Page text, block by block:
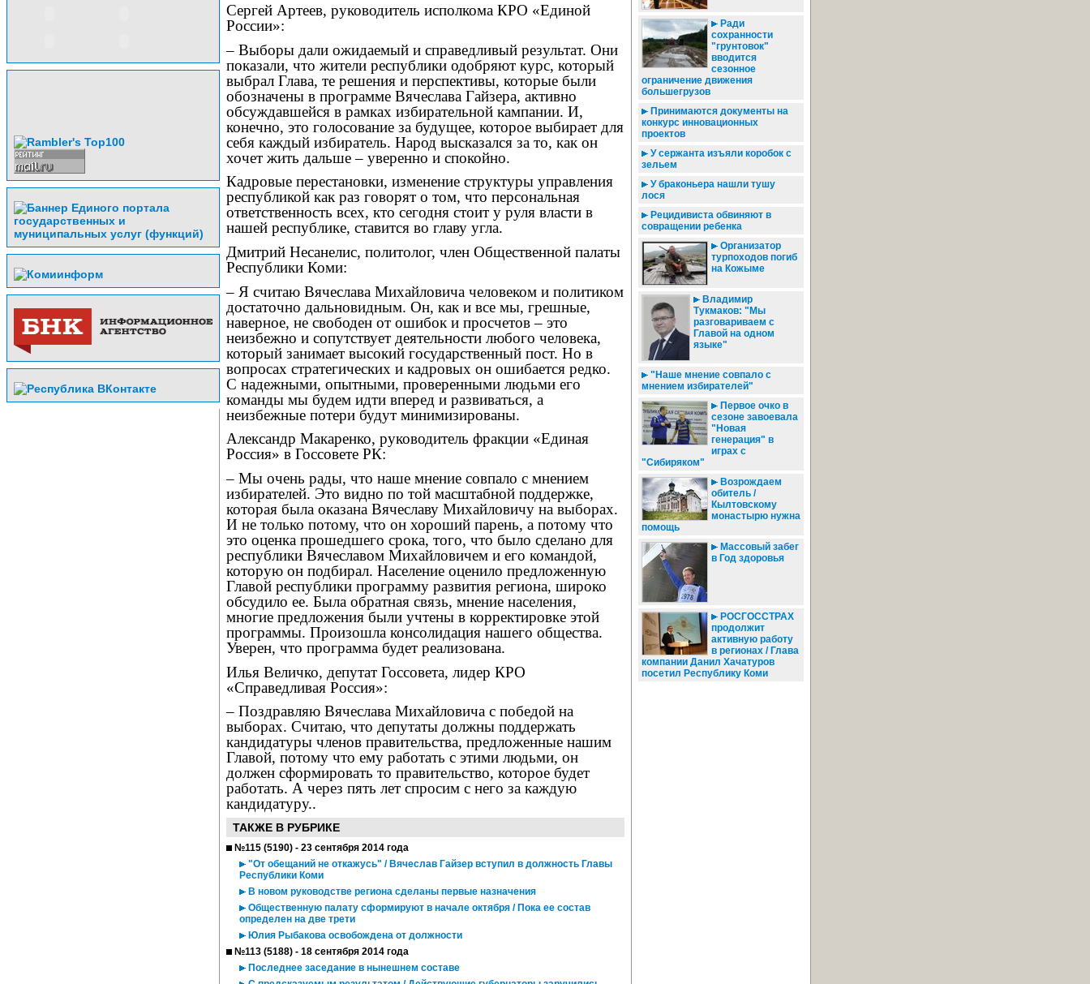
Сергей Артеев, руководитель исполкома КРО «Единой
России»:
– Выборы дали ожидаемый и справедливый результат. Они
показали, что жители республики одобряют курс, который
выбрал Глава, те решения и перспективы, которые были
обозначены в программе Вячеслава Гайзера, активно
обсуждавшейся в рамках избирательной кампании. И,
конечно, это голосование за будущее, которое выбирает для
себя каждый избиратель. Народ высказался за то, как он
хочет жить дальше – уверенно и спокойно.
Кадровые перестановки, изменение структуры управления
республикой как раз говорят о том, что персональная
ответственность всех, кто сегодня стоит у руля власти в
нашей республике, ставится во главу угла.
Дмитрий Несанелис, политолог, член Общественной палаты
Республики Коми:
– Я считаю Вячеслава Михайловича человеком и политиком
достаточно дальновидным. Он, как и все мы, грешные,
наверное, не свободен от ошибок и просчетов – это
неизбежно и сопутствует деятельности любого человека,
который занимает высокий государственный пост. Но в
вопросах стратегических и кадровых он ошибается редко.
С надежными, опытными, проверенными людьми его
команды мы будем идти вперед и развиваться, а
неизбежные потери будут минимизированы.
Александр Макаренко, руководитель фракции «Единая
Россия» в Госсовете РК:
– Мы очень рады, что наше мнение совпало с мнением
избирателей. Это видно по той масштабной поддержке,
которая была оказана Вячеславу Михайловичу на выборах.
И не только потому, что он хороший парень, а потому что
это оценка прошедшего срока, того, что было сделано для
республики Вячеславом Михайловичем и его командой,
которую он подбирал. Население оценило предложенную
Главой республики программу развития региона, широко
обсудило ее. Была обратная связь, мнение населения,
многие предложения были учтены в корректировке этой
программы. Произошла консолидация нашего общества.
Уверен, что программа будет реализована.
Илья Величко, депутат Госсовета, лидер КРО
«Справедливая Россия»:
– Поздравляю Вячеслава Михайловича с победой на
выборах. Считаю, что депутаты должны поддержать
кандидатуры членов правительства, предложенные нашим
Главой, потому что ему работать с этими людьми, он
должен сформировать то правительство, которое будет
работать. А через пять лет спросим с него за каждую
кандидатуру..
ТАКЖЕ В РУБРИКЕ
№115 (5190) - 23 сентября 2014 года
"От обещаний не откажусь" / Вячеслав Гайзер вступил в должность Главы
Республики Коми
В новом руководстве региона сделаны первые назначения
Общественную палату сформируют в начале октября / Пока ее состав
определен на две трети
Юлия Рыбакова освобождена от должности
№113 (5188) - 18 сентября 2014 года
Последнее заседание в нынешнем составе
Ради
сохранности
"грунтовок"
вводится
сезонное
ограничение движения
большегрузов
Принимаются документы на
конкурс инновационных
проектов
У сержанта изъяли коробок с
зельем
У браконьера нашли тушу
лося
Рецидивиста обвиняют в
совращении ребенка
Организатор
турпоходов погиб
на Кожыме
Владимир
Тукмаков: "Мы
разговариваем с
Главой на одном
языке"
"Наше мнение совпало с
мнением избирателей"
Первое очко в
сезоне завоевала
"Новая
генерация" в
играх с
"Сибиряком"
Возрождаем
обитель /
Кылтовскому
монастырю нужна
помощь
Массовый забег
в Год здоровья
РОСГОССТРАХ
продолжит
активную работу
в регионах / Глава
компании Данил Хачатуров
посетил Республику Коми